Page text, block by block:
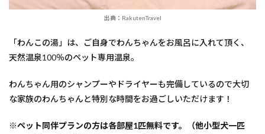
出典：RakutenTravel
「わんこの湯」は、ご自身でわんちゃんをお風呂に入れて頂く、
天然温泉100％のペット専用温泉。
わんちゃん用のシャンプーやドライヤーも完備しているので大切
な家族のわんちゃんと特別な時間をお過ごしいただけます！
※ペット同伴プランの方は各部屋1匹無料です。（他小型犬一匹